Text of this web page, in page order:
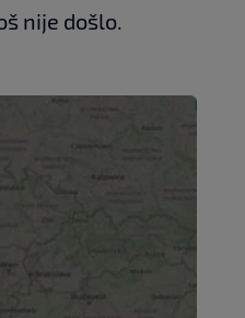
nije došlo.